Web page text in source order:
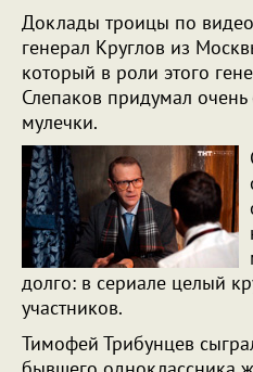
Доклады троицы по
генерал Круглов из
который в роли этого
Слепаков придумал очень
мулечки.
долго: в сериале целый
участников.
Тимофей Трибунцев